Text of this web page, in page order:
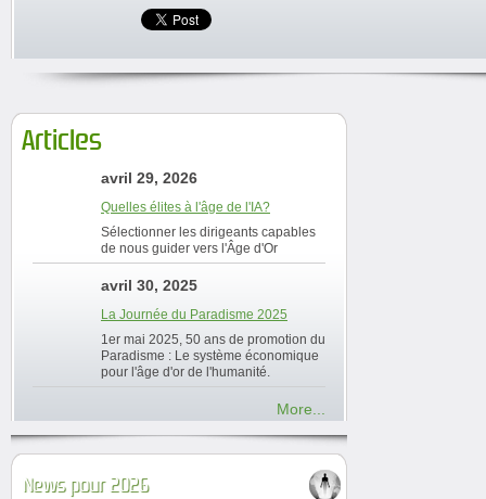
Articles
avril 29, 2026
Quelles élites à l'âge de l'IA?
Sélectionner les dirigeants capables
de nous guider vers l'Âge d'Or
avril 30, 2025
La Journée du Paradisme 2025
1er mai 2025, 50 ans de promotion du
Paradisme : Le système économique
pour l'âge d'or de l'humanité.
More...
News pour 2026